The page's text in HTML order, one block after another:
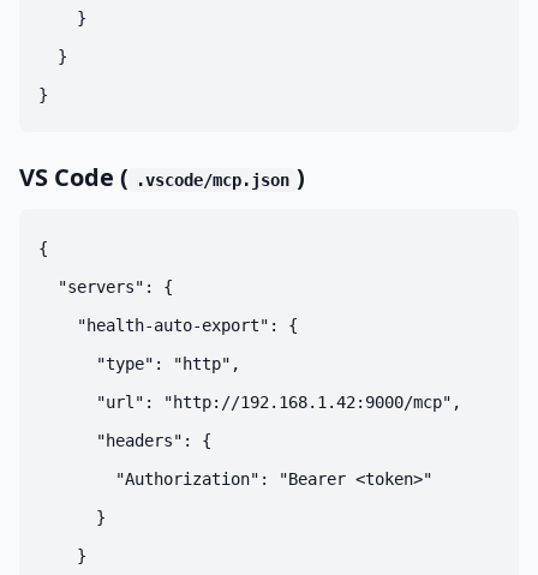
    }
  }
VS Code ( .vscode/mcp.json )
{
  "servers": {
    "health-auto-export": {
      "type": "http",
      "url": "http://192.168.1.42:9000/mcp",
      "headers": {
        "Authorization": "Bearer <token>"
      }
    }